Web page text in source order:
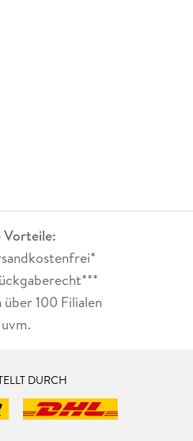
Vorteile:
100 Filialen
uvm.
DURCH